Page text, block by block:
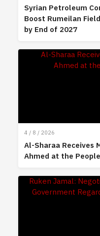
Syrian Petroleum
Boost Rumeilan
by End of 2027
4 / 8 / 2026
Al-Sharaa Receives
Ahmed at the